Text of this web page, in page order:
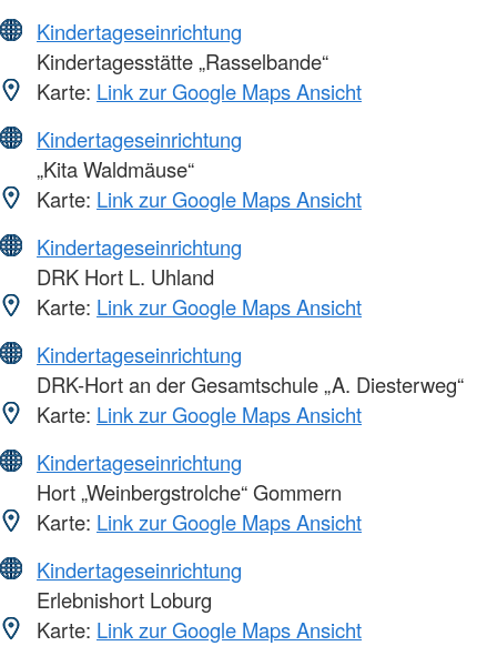
Kindertageseinrichtung
Kindertagesstätte „Rasselbande“
Karte: Link zur Google Maps Ansicht
Kindertageseinrichtung
„Kita Waldmäuse“
Karte: Link zur Google Maps Ansicht
Kindertageseinrichtung
DRK Hort L. Uhland
Karte: Link zur Google Maps Ansicht
Kindertageseinrichtung
DRK-Hort an der Gesamtschule „A. Diesterweg“
Karte: Link zur Google Maps Ansicht
Kindertageseinrichtung
Hort „Weinbergstrolche“ Gommern
Karte: Link zur Google Maps Ansicht
Kindertageseinrichtung
Erlebnishort Loburg
Karte: Link zur Google Maps Ansicht